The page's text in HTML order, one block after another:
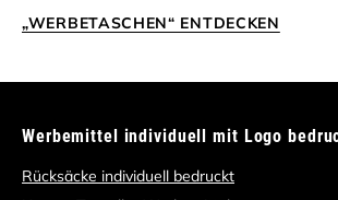
„WERBETASCHEN“ ENTDECKEN
Werbemittel individuell mit Logo
Rücksäcke individuell bedruckt